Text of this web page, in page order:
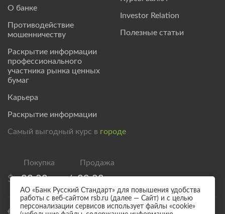
О банке
Противодействие
мошенничеству
Раскрытие информации
профессионального
участника рынка ценных
бумаг
Карьера
Раскрытие информации
Investor Relation
Полезные статьи
Самый выгодный курс в городе
$ 83,00 / 89,00
€ 95,00 / 101,00
АО «Банк Русский Стандарт» для повышения удобства
работы с веб-сайтом rsb.ru (далее — Сайт) и с целью
персонализации сервисов использует файлы «cookie»